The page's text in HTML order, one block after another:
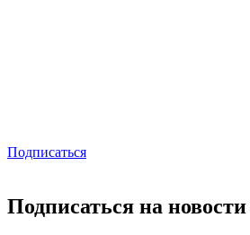
Подписаться
Подписаться на новости